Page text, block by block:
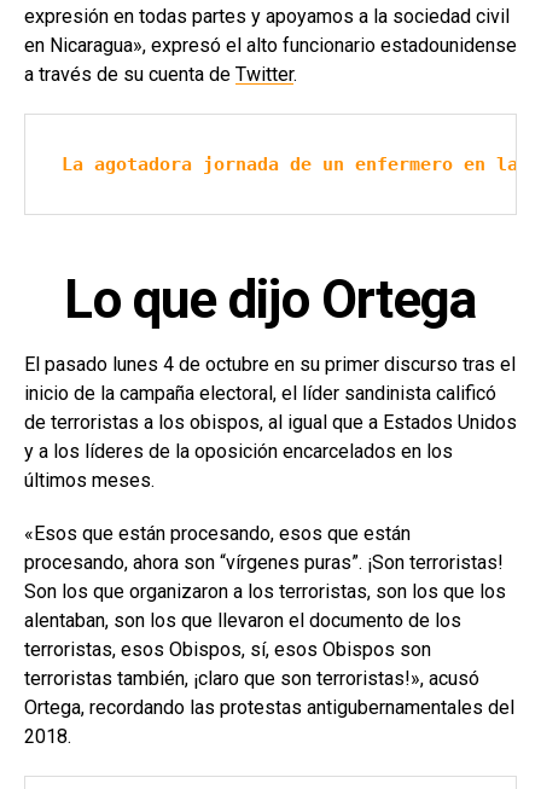
expresión en todas partes y apoyamos a la sociedad civil
en Nicaragua», expresó el alto funcionario estadounidense
a través de su cuenta de Twitter.
La agotadora jornada de un enfermero en la
Lo que dijo Ortega
El pasado lunes 4 de octubre en su primer discurso tras el
inicio de la campaña electoral, el líder sandinista calificó
de terroristas a los obispos, al igual que a Estados Unidos
y a los líderes de la oposición encarcelados en los
últimos meses.
«Esos que están procesando, esos que están
procesando, ahora son “vírgenes puras”. ¡Son terroristas!
Son los que organizaron a los terroristas, son los que los
alentaban, son los que llevaron el documento de los
terroristas, esos Obispos, sí, esos Obispos son
terroristas también, ¡claro que son terroristas!», acusó
Ortega, recordando las protestas antigubernamentales del
2018.